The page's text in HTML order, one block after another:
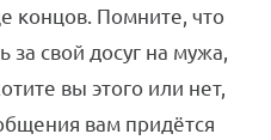
концов. Помните, что
за свой досуг на мужа,
вы этого или нет,
вам придётся